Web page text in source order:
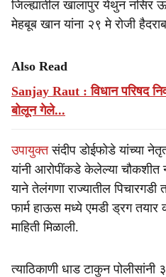
जिल्ह्यातील खालापुर येथुन नसिर
मेहबूब खान यांना २९ मे रोजी
Also Read
Sanjay Raut : विधान परिषद
बोलून गेले...
उपायुक्तसंदीप डोईफोडे यांच्या
यांनी आरोपींकडे केलेल्या चौकशीत
याने तेलंगणा राज्यातील
फार्म हाऊस मध्ये एमडी ड्रग तयार
माहिती मिळाली.
त्याठिकाणी धाड टाकुन पोलीसांनी